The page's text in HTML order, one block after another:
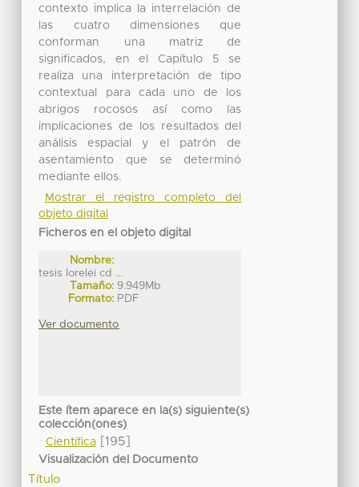
contexto implica la interrelación de
las cuatro dimensiones que
conforman una matriz de
significados, en el Capítulo 5 se
realiza una interpretación de tipo
contextual para cada uno de los
abrigos rocosos así como las
implicaciones de los resultados del
análisis espacial y el patrón de
asentamiento que se determinó
mediante ellos.
Mostrar el registro completo del
objeto digital
Ficheros en el objeto digital
Nombre:
tesis lorelei cd ...
Tamaño: 9.949Mb
Formato: PDF
Ver documento
Este ítem aparece en la(s) siguiente(s)
colección(ones)
Científica[195]
Visualización del Documento
Título